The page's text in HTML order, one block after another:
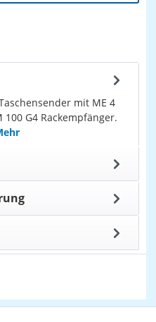
mit ME 4
G4 Rackempfänger.